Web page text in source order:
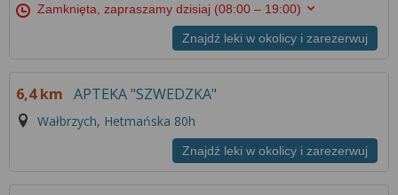
Zamknięta, zapraszamy dzisiaj (08:00 – 19:00)
Znajdź leki w okolicy i zarezerwuj
6,4 km APTEKA "SZWEDZKA"
Wałbrzych, Hetmańska 80h
Znajdź leki w okolicy i zarezerwuj